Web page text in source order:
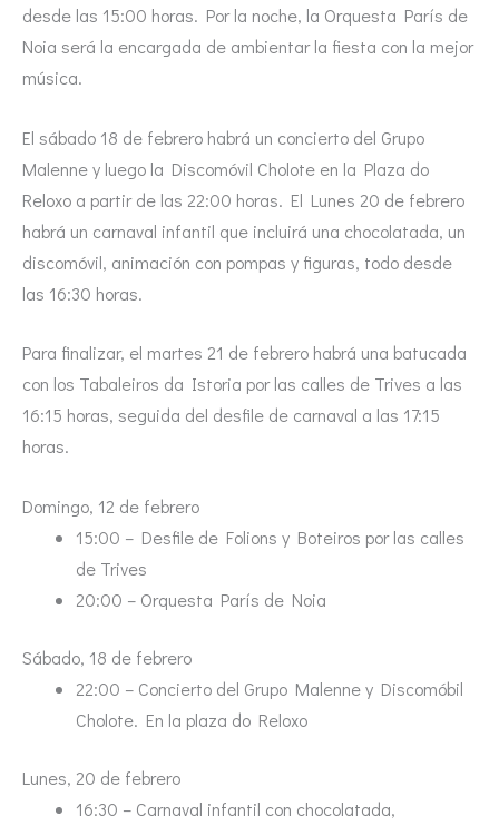
desde las 15:00 horas. Por la noche, la Orquesta París de
Noia será la encargada de ambientar la fiesta con la mejor
música.
El sábado 18 de febrero habrá un concierto del Grupo
Malenne y luego la Discomóvil Cholote en la Plaza do
Reloxo a partir de las 22:00 horas. El Lunes 20 de febrero
habrá un carnaval infantil que incluirá una chocolatada, un
discomóvil, animación con pompas y figuras, todo desde
las 16:30 horas.
Para finalizar, el martes 21 de febrero habrá una batucada
con los Tabaleiros da Istoria por las calles de Trives a las
16:15 horas, seguida del desfile de carnaval a las 17:15
horas.
Domingo, 12 de febrero
15:00 – Desfile de Folions y Boteiros por las calles
de Trives
20:00 – Orquesta París de Noia
Sábado, 18 de febrero
22:00 – Concierto del Grupo Malenne y Discomóbil
Cholote. En la plaza do Reloxo
Lunes, 20 de febrero
16:30 – Carnaval infantil con chocolatada,